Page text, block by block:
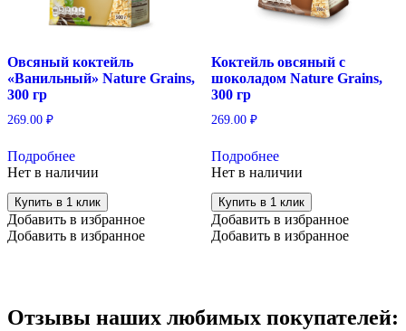
Овсяный коктейль
«Ванильный» Nature Grains,
300 гр
269.00 ₽
Подробнее
Нет в наличии
Купить в 1 клик
Добавить в избранное
Добавить в избранное
Коктейль овсяный с
шоколадом Nature Grains,
300 гр
269.00 ₽
Подробнее
Нет в наличии
Купить в 1 клик
Добавить в избранное
Добавить в избранное
Отзывы наших любимых покупателей: